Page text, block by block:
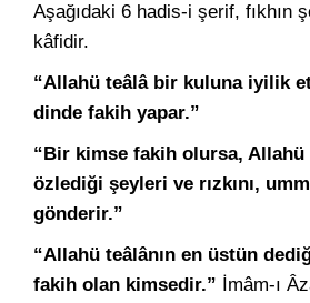
Aşağıdaki 6 hadis-i şerif, fıkhın
kâfidir.
“Allahü teâlâ bir kuluna iyilik
dinde fakih yapar.”
“Bir kimse fakih olursa, Allahü
özlediği şeyleri ve rızkını,
gönderir.”
“Allahü teâlânın en üstün
fakih olan kimsedir.” İmâm-ı